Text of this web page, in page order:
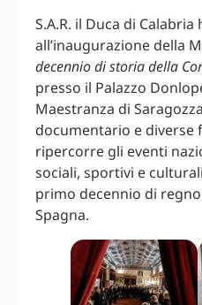
S.A.R. il Duca di
all’inaugurazione della
decennio di storia della
presso il Palazzo
Maestranza di
documentario e diverse
ripercorre gli eventi
sociali, sportivi e
primo decennio di regno
Spagna.